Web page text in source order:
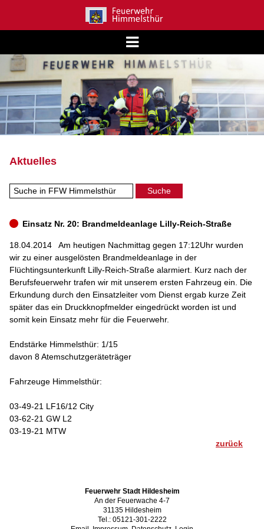
Aktuelles
Einsatz Nr. 20: Brandmeldeanlage Lilly-Reich-Straße
18.04.2014 Am heutigen Nachmittag gegen 17:12Uhr wurden
wir zu einer ausgelösten Brandmeldeanlage in der
Flüchtingsunterkunft Lilly-Reich-Straße alarmiert. Kurz nach der
Berufsfeuerwehr trafen wir mit unserem ersten Fahrzeug ein. Die
Erkundung durch den Einsatzleiter vom Dienst ergab kurze Zeit
später das ein Druckknopfmelder eingedrückt worden ist und
somit kein Einsatz mehr für die Feuerwehr.
Endstärke Himmelsthür: 1/15
davon 8 Atemschutzgeräteträger
Fahrzeuge Himmelsthür:
03-49-21 LF16/12 City
03-62-21 GW L2
03-19-21 MTW
zurück
Feuerwehr Stadt Hildesheim
An der Feuerwache 4-7
31135 Hildesheim
Tel.: 05121-301-2222